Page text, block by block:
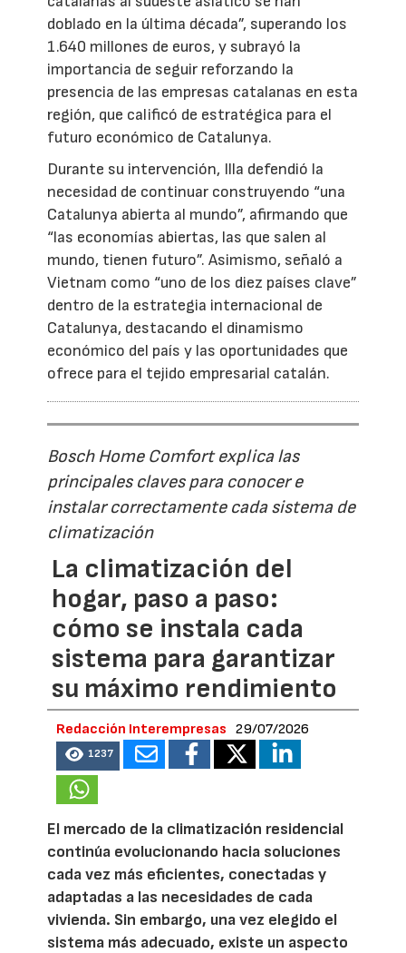
doblado en la última década”, superando los
1.640 millones de euros, y subrayó la
importancia de seguir reforzando la
presencia de las empresas catalanas en esta
región, que calificó de estratégica para el
futuro económico de Catalunya.
Durante su intervención, Illa defendió la
necesidad de continuar construyendo “una
Catalunya abierta al mundo”, afirmando que
“las economías abiertas, las que salen al
mundo, tienen futuro”. Asimismo, señaló a
Vietnam como “uno de los diez países clave”
dentro de la estrategia internacional de
Catalunya, destacando el dinamismo
económico del país y las oportunidades que
ofrece para el tejido empresarial catalán.
Bosch Home Comfort explica las
principales claves para conocer e
instalar correctamente cada sistema de
climatización
La climatización del
hogar, paso a paso:
cómo se instala cada
sistema para garantizar
su máximo rendimiento
Redacción Interempresas 29/07/2026
1237
El mercado de la climatización residencial
continúa evolucionando hacia soluciones
cada vez más eficientes, conectadas y
adaptadas a las necesidades de cada
vivienda. Sin embargo, una vez elegido el
sistema más adecuado, existe un aspecto